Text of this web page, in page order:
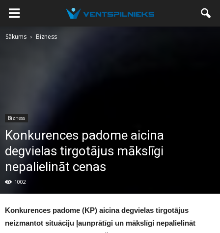
Sākums Bizness
Bizness
Konkurences padome aicina
degvielas tirgotājus mākslīgi
nepalielināt cenas
1002
Konkurences padome (KP) aicina degvielas tirgotājus
neizmantot situāciju ļaunprātīgi un mākslīgi nepalielināt